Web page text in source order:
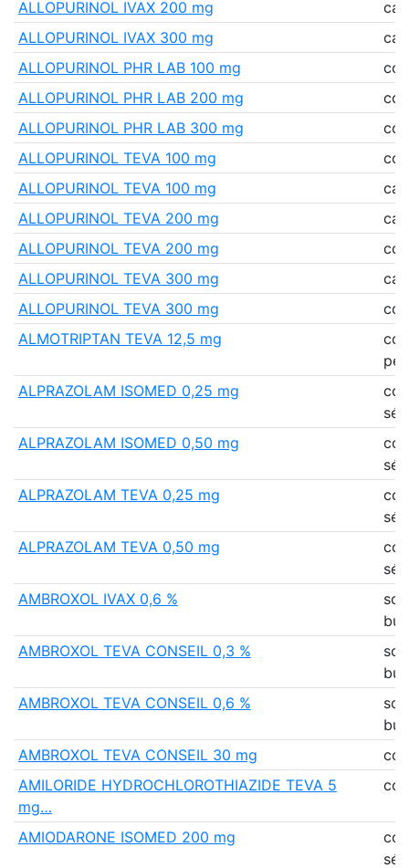
ALLOPURINOL IVAX 200 mg
ALLOPURINOL IVAX 300 mg
ALLOPURINOL PHR LAB 100 mg
ALLOPURINOL PHR LAB 200 mg
ALLOPURINOL PHR LAB 300 mg
ALLOPURINOL TEVA 100 mg
ALLOPURINOL TEVA 100 mg
ALLOPURINOL TEVA 200 mg
ALLOPURINOL TEVA 200 mg
ALLOPURINOL TEVA 300 mg
ALLOPURINOL TEVA 300 mg
ALMOTRIPTAN TEVA 12,5 mg
ALPRAZOLAM ISOMED 0,25 mg
ALPRAZOLAM ISOMED 0,50 mg
ALPRAZOLAM TEVA 0,25 mg
ALPRAZOLAM TEVA 0,50 mg
AMBROXOL IVAX 0,6 %
AMBROXOL TEVA CONSEIL 0,3 %
AMBROXOL TEVA CONSEIL 0,6 %
AMBROXOL TEVA CONSEIL 30 mg
AMILORIDE HYDROCHLOROTHIAZIDE TEVA 5
mg…
AMIODARONE ISOMED 200 mg